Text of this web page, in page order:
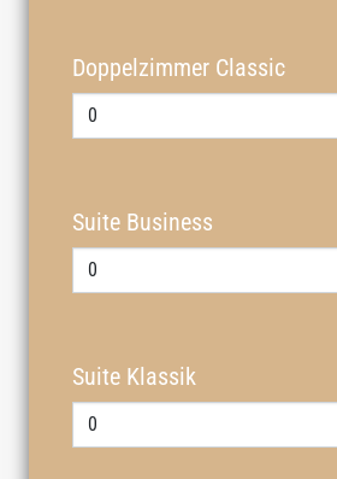
Doppelzimmer Classic
Suite Business
Suite Klassik